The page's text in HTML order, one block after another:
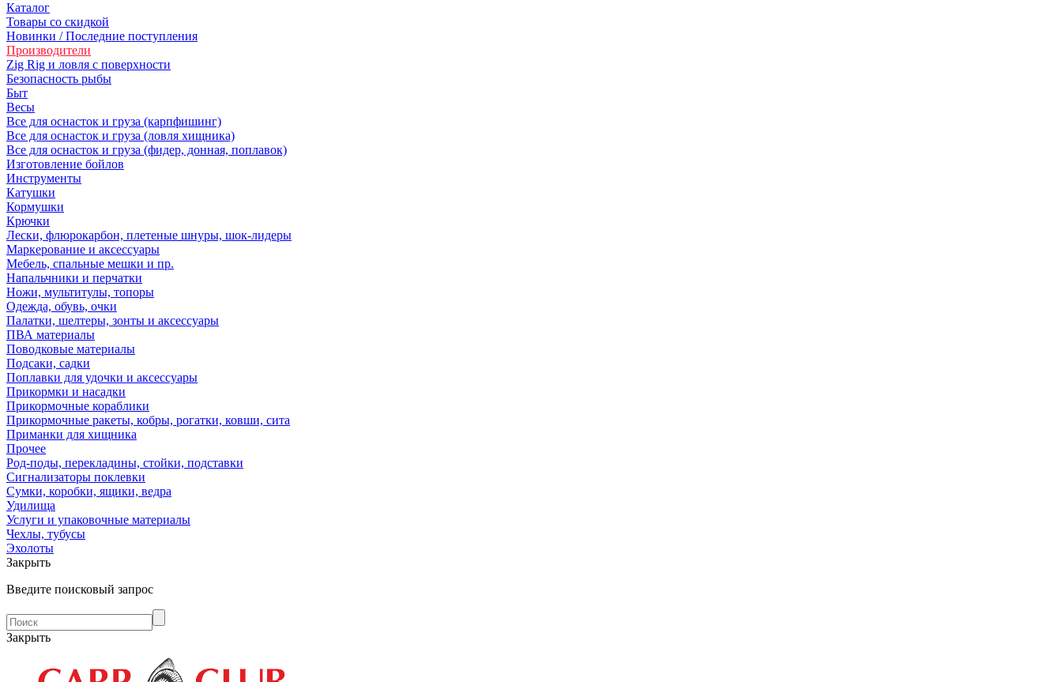
Каталог
Товары со скидкой
Новинки / Последние поступления
Производители
Zig Rig и ловля с поверхности
Безoпасность рыбы
Быт
Весы
Все для оснасток и груза (карпфишинг)
Все для оснасток и груза (ловля хищника)
Все для оснасток и груза (фидер, донная, поплавок)
Изготовление бойлов
Инструменты
Катушки
Кормушки
Крючки
Лески, флюрокарбон, плетеные шнуры, шок-лидеры
Маркерование и аксессуары
Мебель, спальные мешки и пр.
Напальчники и перчатки
Ножи, мультитулы, топоры
Одежда, обувь, очки
Палатки, шелтеры, зонты и аксессуары
ПВА материалы
Поводковые материалы
Подсаки, садки
Поплавки для удочки и аксессуары
Прикормки и насадки
Прикормочные кораблики
Прикормочные ракеты, кобры, рогатки, ковши, сита
Приманки для хищника
Прочее
Род-поды, перекладины, стойки, подставки
Сигнализаторы поклевки
Сумки, коробки, ящики, ведра
Удилища
Услуги и упаковочные материалы
Чехлы, тубусы
Эхолоты
Закрыть
Введите поисковый запрос
Закрыть